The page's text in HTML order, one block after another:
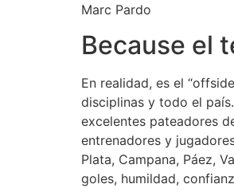
Marc Pardo
Because el
En realidad, es el
disciplinas y todo el
excelentes pateadores
entrenadores y
Plata, Campana, Páez,
goles, humildad,